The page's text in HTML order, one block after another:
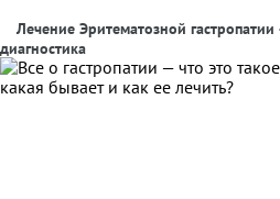
Лечение Эритематозной
диагностика